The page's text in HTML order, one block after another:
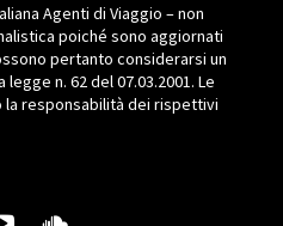
Agenti di Viaggio – non
poiché sono aggiornati
pertanto considerarsi un
n. 62 del 07.03.2001. Le
responsabilità dei rispettivi